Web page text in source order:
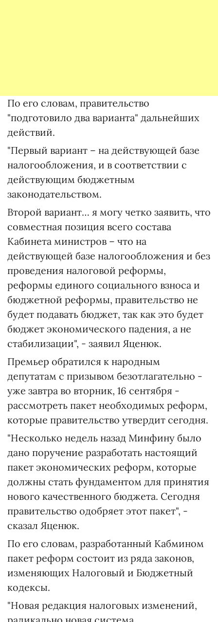
По его словам, правительство
"подготовило два варианта" дальнейших
действий.
"Первый вариант – на действующей базе
налогообложения, и в соответствии с
действующим бюджетным
законодательством.
Второй вариант… я могу четко заявить, что
совместная позиция всего состава
Кабинета министров – что на
действующей базе налогообложения и без
проведения налоговой реформы,
реформы единого социального взноса и
бюджетной реформы, правительство не
будет подавать бюджет, так как это будет
бюджет экономического падения, а не
стабилизации", - заявил Яценюк.
Премьер обратился к народным
депутатам с призывом безотлагательно -
уже завтра во вторник, 16 сентября -
рассмотреть пакет необходимых реформ,
которые правительство утвердит сегодня.
"Несколько недель назад Минфину было
дано поручение разработать настоящий
пакет экономических реформ, которые
должны стать фундаментом для принятия
нового качественного бюджета. Сегодня
правительство одобряет этот пакет", -
сказал Яценюк.
По его словам, разработанный Кабмином
пакет реформ состоит из ряда законов,
изменяющих Налоговый и Бюджетный
кодексы.
"Новая редакция налоговых изменений,